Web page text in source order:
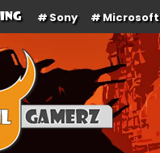
Sony Microsoft